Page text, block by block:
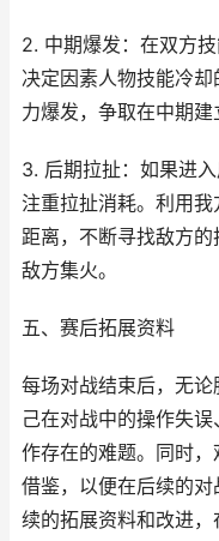
2. 中期爆发：在双方
决定因素人物技能冷
力爆发，争取在中期建
3. 后期拉扯：如果进
注重拉扯消耗。利用
距离，不断寻找敌方
敌方集火。
五、赛后拓展资料
每场对战结束后，无
己在对战中的操作失
作存在的难题。同时
借鉴，以便在后续的
续的拓展资料和改进